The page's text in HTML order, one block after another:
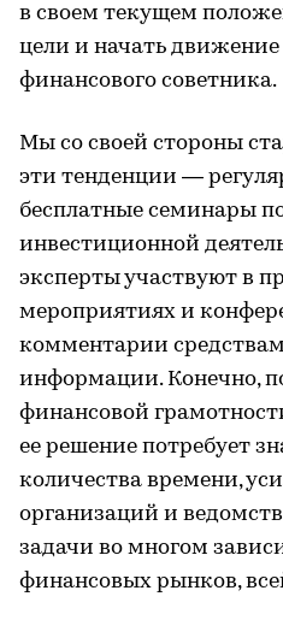
в своем текущем
цели и начать
финансового советника.
Мы со своей стороны
эти тенденции —
бесплатные семинары
инвестиционной
эксперты участвуют в
мероприятиях и
комментарии
информации. Конечно,
финансовой
ее решение потребует
количества времени,
организаций и
задачи во многом
финансовых рынков,